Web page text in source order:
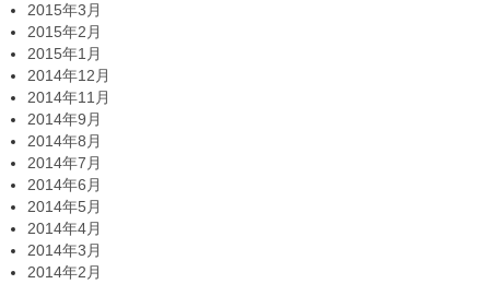
2015年3月
2015年2月
2015年1月
2014年12月
2014年11月
2014年9月
2014年8月
2014年7月
2014年6月
2014年5月
2014年4月
2014年3月
2014年2月